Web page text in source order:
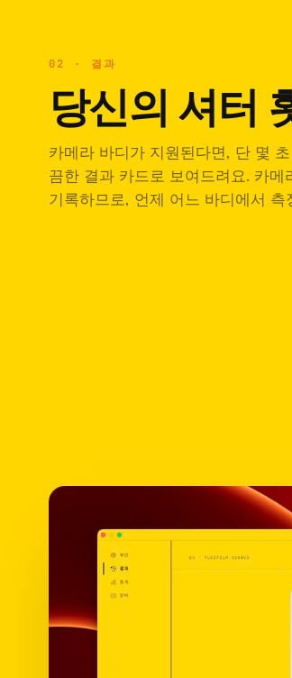
02 · 결과
당신의 셔터
카메라 바디가 지원된다면, 단 몇
끔한 결과 카드로 보여드려요. 카
기록하므로, 언제 어느 바디에서